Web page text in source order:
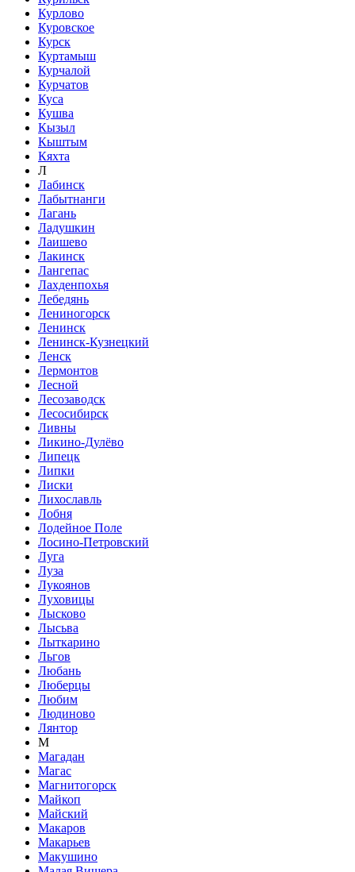
Курлово
Куровское
Курск
Куртамыш
Курчалой
Курчатов
Куса
Кушва
Кызыл
Кыштым
Кяхта
Л
Лабинск
Лабытнанги
Лагань
Ладушкин
Лаишево
Лакинск
Лангепас
Лахденпохья
Лебедянь
Лениногорск
Ленинск
Ленинск-Кузнецкий
Ленск
Лермонтов
Лесной
Лесозаводск
Лесосибирск
Ливны
Ликино-Дулёво
Липецк
Липки
Лиски
Лихославль
Лобня
Лодейное Поле
Лосино-Петровский
Луга
Луза
Лукоянов
Луховицы
Лысково
Лысьва
Лыткарино
Льгов
Любань
Люберцы
Любим
Людиново
Лянтор
М
Магадан
Магас
Магнитогорск
Майкоп
Майский
Макаров
Макарьев
Макушино